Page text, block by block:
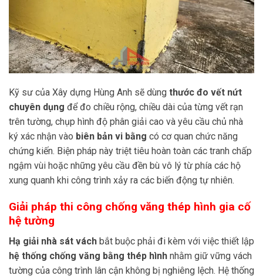
Kỹ sư của Xây dựng Hùng Anh sẽ dùng thước đo vết nứt
chuyên dụng để đo chiều rộng, chiều dài của từng vết rạn
trên tường, chụp hình độ phân giải cao và yêu cầu chủ nhà
ký xác nhận vào biên bản vi bằng có cơ quan chức năng
chứng kiến. Biện pháp này triệt tiêu hoàn toàn các tranh chấp
ngậm vùi hoặc những yêu cầu đền bù vô lý từ phía các hộ
xung quanh khi công trình xảy ra các biến động tự nhiên.
Giải pháp thi công chống văng thép hình gia cố
hệ tường
Hạ giải nhà sát vách bắt buộc phải đi kèm với việc thiết lập
hệ thống chống văng bằng thép hình nhằm giữ vững vách
tường của công trình lân cận không bị nghiêng lệch. Hệ thống